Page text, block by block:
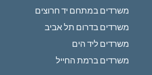
משרדים במתחם יד חרוצים
משרדים בדרום תל אביב
משרדים ליד הים
משרדים ברמת החייל